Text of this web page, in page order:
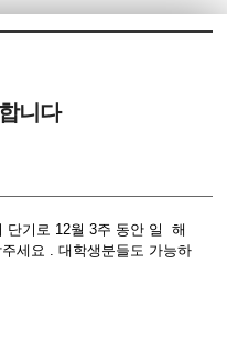
니다
단기로 12월 3주 동안 일 해
세요 . 대학생분들도 가능하
5
북5